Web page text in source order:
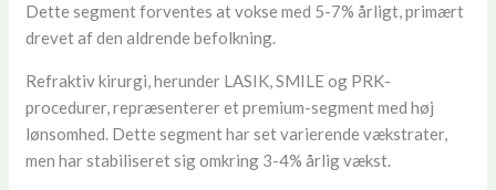
Dette segment forventes at vokse med 5-7% årligt, primært
drevet af den aldrende befolkning.
Refraktiv kirurgi, herunder LASIK, SMILE og PRK-
procedurer, repræsenterer et premium-segment med høj
lønsomhed. Dette segment har set varierende vækstrater,
men har stabiliseret sig omkring 3-4% årlig vækst.